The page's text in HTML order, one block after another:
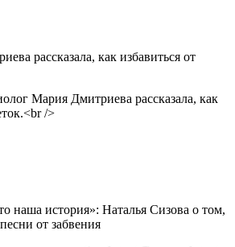
рассказала, как избавиться от
Мария Дмитриева рассказала, как
/>
наша история»: Наталья Сизова о том,
от забвения